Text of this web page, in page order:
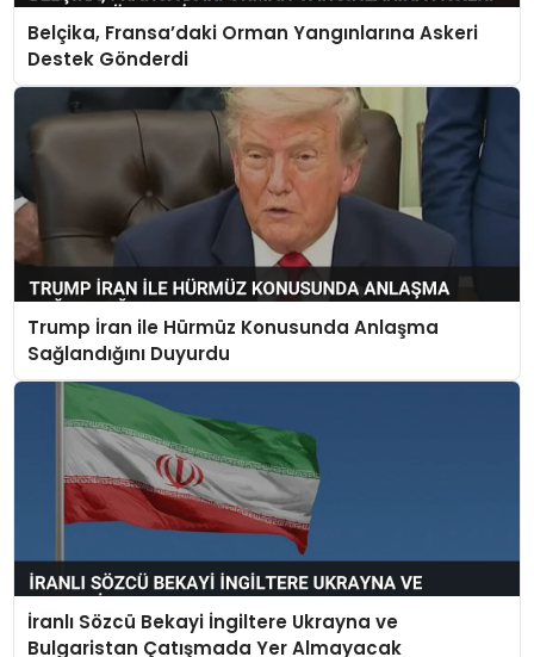
Belçika, Fransa’daki Orman Yangınlarına Askeri
Destek Gönderdi
Trump İran ile Hürmüz Konusunda Anlaşma
Sağlandığını Duyurdu
İranlı Sözcü Bekayi İngiltere Ukrayna ve
Bulgaristan Çatışmada Yer Almayacak